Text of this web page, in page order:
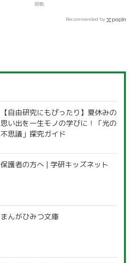
辞典
Recommended by
【自由研究にもぴったり】夏休みの
思い出を一生モノの学びに！「光の
不思議」探究ガイド
保護者の方へ | 学研キッズネット
まんがひみつ文庫